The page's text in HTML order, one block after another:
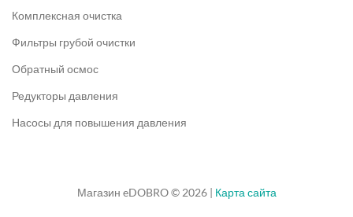
Комплексная очистка
Фильтры грубой очистки
Обратный осмос
Редукторы давления
Насосы для повышения давления
Магазин eDOBRO © 2026 | Карта сайта